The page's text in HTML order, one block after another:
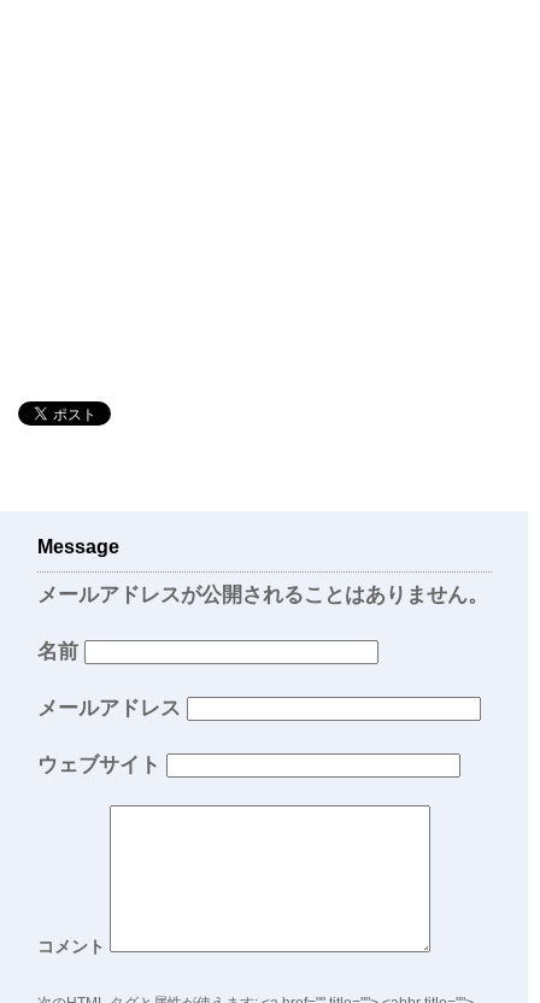
Message
メールアドレスが公開されることはありません。
名前
メールアドレス
ウェブサイト
コメント